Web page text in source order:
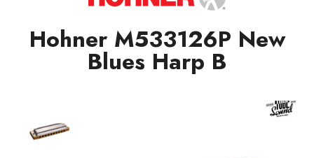
Hohner M533126P New
Blues Harp B